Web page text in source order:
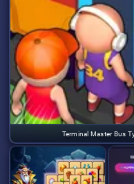
Terminal Master Bus